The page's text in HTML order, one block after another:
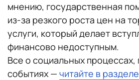
мнению, государственная
из-за резкого роста цен на
услуги, который делает
финансово недоступным.
Все о социальных процессах,
событиях — читайте в